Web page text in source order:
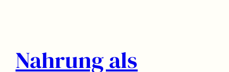
Nahrung als